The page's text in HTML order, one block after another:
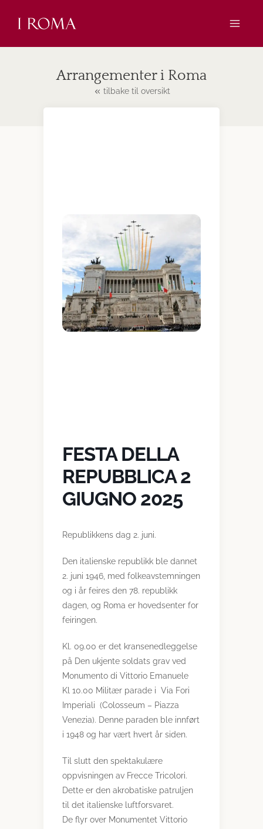
Arrangementer i Roma
tilbake til oversikt
FESTA DELLA
REPUBBLICA 2
GIUGNO 2025
Republikkens dag 2. juni.
Den italienske republikk ble dannet
2. juni 1946, med folkeavstemningen
og i år feires den 78. republikk
dagen, og Roma er hovedsenter for
feiringen.
Kl. 09.00 er det kransenedleggelse
på Den ukjente soldats grav ved
Monumento di Vittorio Emanuele
Kl 10.00 Militær parade i Via Fori
Imperiali (Colosseum – Piazza
Venezia). Denne paraden ble innført
i 1948 og har vært hvert år siden.
Til slutt den spektakulære
oppvisningen av Frecce Tricolori.
Dette er den akrobatiske patruljen
til det italienske luftforsvaret.
De flyr over Monumentet Vittorio